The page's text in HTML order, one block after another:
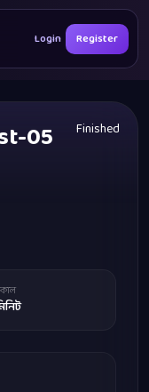
Login Register
Finished
05